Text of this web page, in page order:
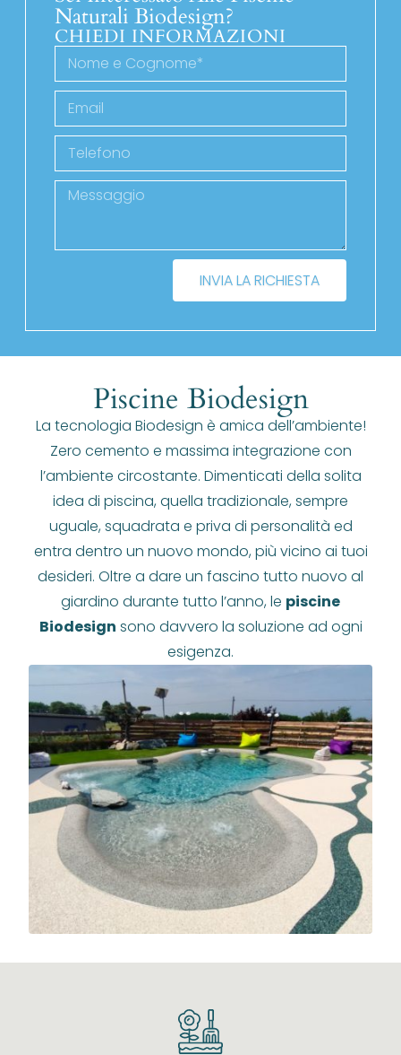
Naturali Biodesign?
CHIEDI INFORMAZIONI
INVIA LA RICHIESTA
Piscine Biodesign
La tecnologia Biodesign è amica dell’ambiente!
Zero cemento e massima integrazione con
l’ambiente circostante. Dimenticati della solita
idea di piscina, quella tradizionale, sempre
uguale, squadrata e priva di personalità ed
entra dentro un nuovo mondo, più vicino ai tuoi
desideri. Oltre a dare un fascino tutto nuovo al
giardino durante tutto l’anno, le piscine
Biodesign sono davvero la soluzione ad ogni
esigenza.